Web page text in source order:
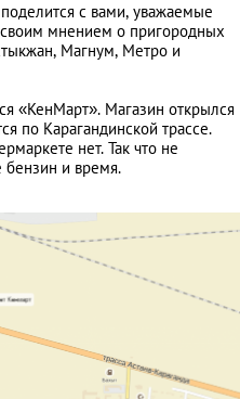
с вами, уважаемые
своим мнением о пригородных
Магнум, Метро и
«КенМарт». Магазин открылся
по Карагандинской трассе.
нет. Так что не
бензин и время.